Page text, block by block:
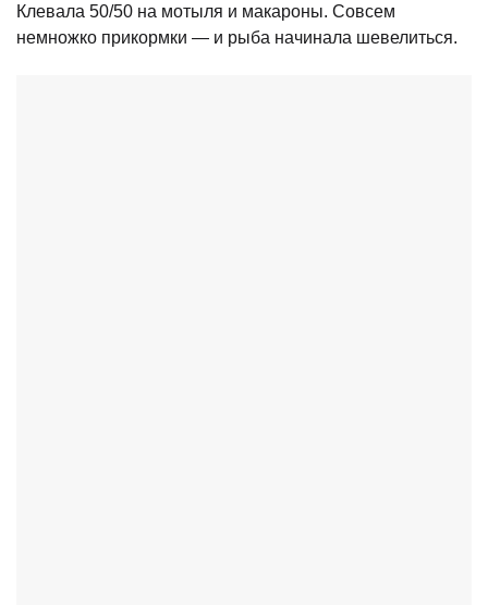
Клевала 50/50 на мотыля и макароны. Совсем
немножко прикормки — и рыба начинала шевелиться.